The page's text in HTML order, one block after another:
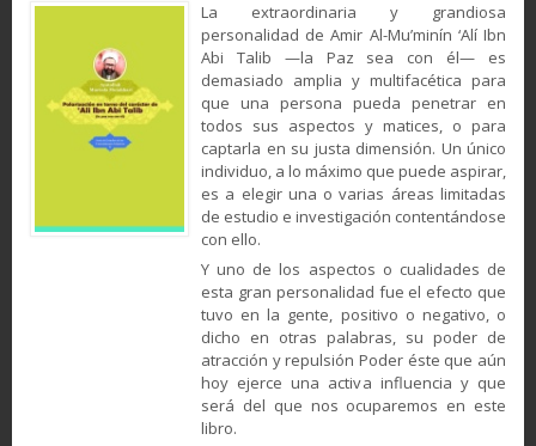
La extraordinaria y grandiosa
personalidad de Amir Al-Mu’minín ‘Alí Ibn
Abi Talib —la Paz sea con él— es
demasiado amplia y multifacética para
que una persona pueda penetrar en
todos sus aspectos y matices, o para
captarla en su justa dimensión. Un único
individuo, a lo máximo que puede aspirar,
es a elegir una o varias áreas limitadas
de estudio e investigación contentándose
con ello.
Y uno de los aspectos o cualidades de
esta gran personalidad fue el efecto que
tuvo en la gente, positivo o negativo, o
dicho en otras palabras, su poder de
atracción y repulsión Poder éste que aún
hoy ejerce una activa influencia y que
será del que nos ocuparemos en este
libro.